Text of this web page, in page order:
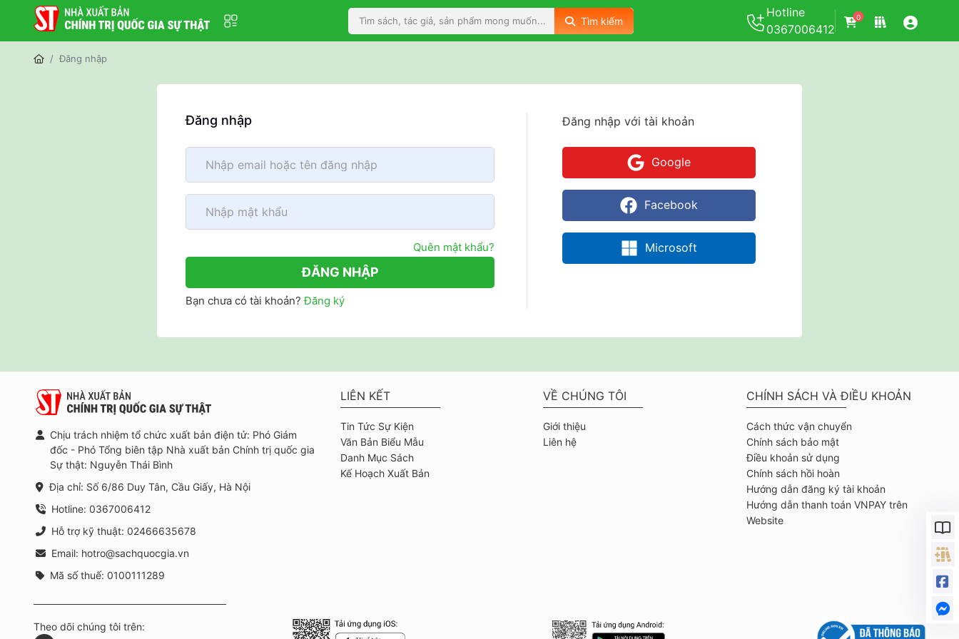
Tìm kiếm
Hotline
0367006412
0
Đăng nhập
Đăng nhập
Quên mật khẩu?
ĐĂNG NHẬP
Bạn chưa có tài khoản?Đăng ký
Đăng nhập với tài khoản
Google
Facebook
Microsoft
Chịu trách nhiệm tổ chức xuất bản điện tử: Phó Giám
đốc - Phó Tổng biên tập Nhà xuất bản Chính trị quốc gia
Sự thật: Nguyễn Thái Bình
Địa chỉ: Số 6/86 Duy Tân, Cầu Giấy, Hà Nội
Hotline: 0367006412
Hỗ trợ kỹ thuật: 02466635678
Email: hotro@sachquocgia.vn
Mã số thuế: 0100111289
LIÊN KẾT
Tin Tức Sự Kiện
Văn Bản Biểu Mẫu
Danh Mục Sách
Kế Hoạch Xuất Bản
VỀ CHÚNG TÔI
Giới thiệu
Liên hệ
CHÍNH SÁCH VÀ ĐIỀU KHOẢN
Cách thức vận chuyển
Chính sách bảo mật
Điều khoản sử dụng
Chính sách hồi hoàn
Hướng dẫn đăng ký tài khoản
Hướng dẫn thanh toán VNPAY trên
Website
Theo dõi chúng tôi trên: